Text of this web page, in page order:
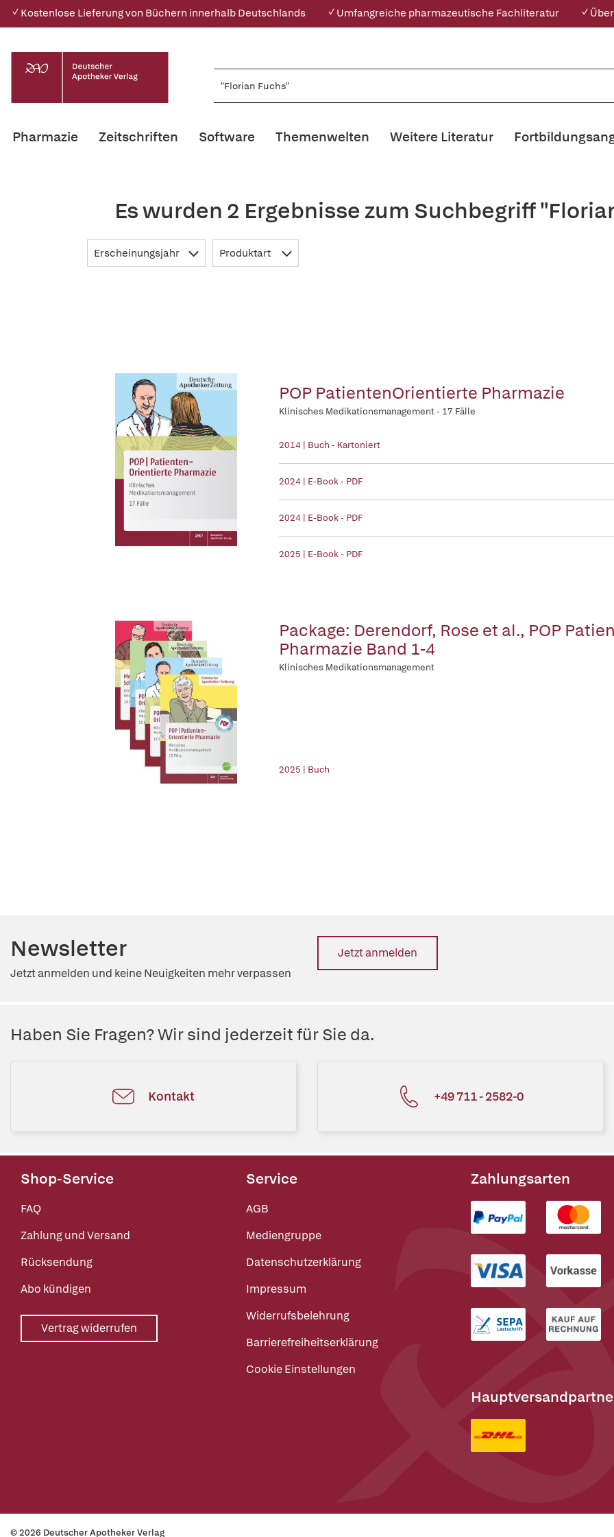
✓ Kostenlose Lieferung von Büchern innerhalb Deutschlands ✓ Umfangreiche pharmazeutische Fachliteratur ✓
Pharmazie Zeitschriften Software Themenwelten Weitere Literatur
Es wurden 2 Ergebnisse zum Suchbegriff
Erscheinungsjahr Produktart
POP PatientenOrientierte Pharmazie
Klinisches Medikationsmanagement - 17 Fälle
2014 | Buch - Kartoniert
2024 | E-Book - PDF
2024 | E-Book - PDF
2025 | E-Book - PDF
Package: Derendorf, Rose et al., POP
Pharmazie Band 1-4
Klinisches Medikationsmanagement
2025 | Buch
Newsletter
Jetzt anmelden und keine Neuigkeiten mehr verpassen
Jetzt anmelden
Haben Sie Fragen? Wir sind jederzeit für Sie da.
Kontakt +49 711 - 2582-0
Shop-Service
FAQ
Zahlung und Versand
Rücksendung
Abo kündigen
Vertrag widerrufen
Service
AGB
Mediengruppe
Datenschutzerklärung
Impressum
Widerrufsbelehrung
Barrierefreiheitserklärung
Cookie Einstellungen
Zahlungsarten
© 2026 Deutscher Apotheker Verlag